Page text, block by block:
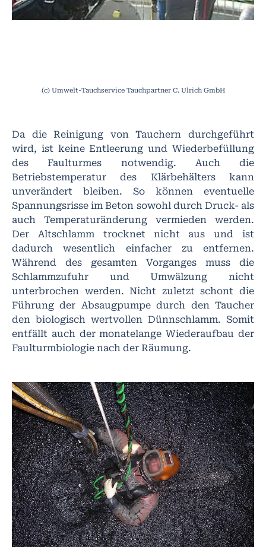
(c) Umwelt-Tauchservice Tauchpartner C. Ulrich GmbH
Da die Reinigung von Tauchern durchgeführt
wird, ist keine Entleerung und Wiederbefüllung
des Faulturmes notwendig. Auch die
Betriebstemperatur des Klärbehälters kann
unverändert bleiben. So können eventuelle
Spannungsrisse im Beton sowohl durch Druck- als
auch Temperaturänderung vermieden werden.
Der Altschlamm trocknet nicht aus und ist
dadurch wesentlich einfacher zu entfernen.
Während des gesamten Vorganges muss die
Schlammzufuhr und Umwälzung nicht
unterbrochen werden. Nicht zuletzt schont die
Führung der Absaugpumpe durch den Taucher
den biologisch wertvollen Dünnschlamm. Somit
entfällt auch der monatelange Wiederaufbau der
Faulturmbiologie nach der Räumung.